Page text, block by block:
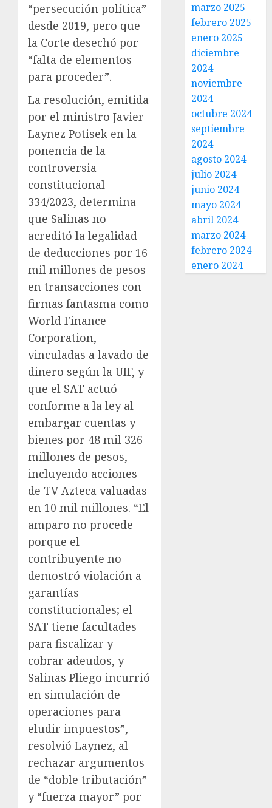
“persecución política”
desde 2019, pero que
la Corte desechó por
“falta de elementos
para proceder”.
La resolución, emitida
por el ministro Javier
Laynez Potisek en la
ponencia de la
controversia
constitucional
334/2023, determina
que Salinas no
acreditó la legalidad
de deducciones por 16
mil millones de pesos
en transacciones con
firmas fantasma como
World Finance
Corporation,
vinculadas a lavado de
dinero según la UIF, y
que el SAT actuó
conforme a la ley al
embargar cuentas y
bienes por 48 mil 326
millones de pesos,
incluyendo acciones
de TV Azteca valuadas
en 10 mil millones. “El
amparo no procede
porque el
contribuyente no
demostró violación a
garantías
constitucionales; el
SAT tiene facultades
para fiscalizar y
cobrar adeudos, y
Salinas Pliego incurrió
en simulación de
operaciones para
eludir impuestos”,
resolvió Laynez, al
rechazar argumentos
de “doble tributación”
y “fuerza mayor” por
marzo 2025
febrero 2025
enero 2025
diciembre
2024
noviembre
2024
octubre 2024
septiembre
2024
agosto 2024
julio 2024
junio 2024
mayo 2024
abril 2024
marzo 2024
febrero 2024
enero 2024